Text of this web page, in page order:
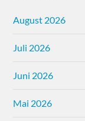
August 2026
Juli 2026
Juni 2026
Mai 2026